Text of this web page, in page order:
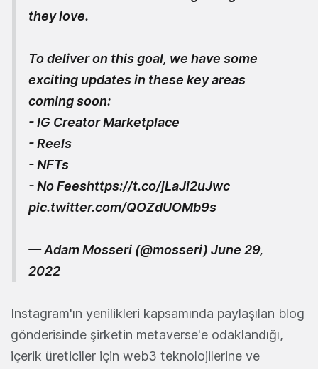
they love.
To deliver on this goal, we have some
exciting updates in these key areas
coming soon:
- IG Creator Marketplace
- Reels
- NFTs
- No Feeshttps://t.co/jLaJi2uJwc
pic.twitter.com/QOZdUOMb9s
— Adam Mosseri (@mosseri) June 29,
2022
Instagram'ın yenilikleri kapsamında paylaşılan blog
gönderisinde şirketin metaverse'e odaklandığı,
içerik üreticiler için web3 teknolojilerine ve